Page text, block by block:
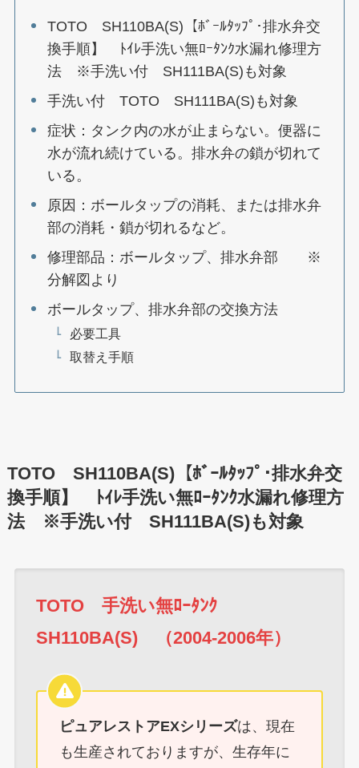
TOTO SH110BA(S)【ﾎﾞｰﾙﾀｯﾌﾟ･排水弁交
換手順】 ﾄｲﾚ手洗い無ﾛｰﾀﾝｸ水漏れ修理方
法 ※手洗い付 SH111BA(S)も対象
手洗い付 TOTO SH111BA(S)も対象
症状：タンク内の水が止まらない。便器に
水が流れ続けている。排水弁の鎖が切れて
いる。
原因：ボールタップの消耗、または排水弁
部の消耗・鎖が切れるなど。
修理部品：ボールタップ、排水弁部 ※
分解図より
ボールタップ、排水弁部の交換方法
必要工具
取替え手順
TOTO SH110BA(S)【ﾎﾞｰﾙﾀｯﾌﾟ･排水弁交
換手順】 ﾄｲﾚ手洗い無ﾛｰﾀﾝｸ水漏れ修理方
法 ※手洗い付 SH111BA(S)も対象
TOTO 手洗い無ﾛｰﾀﾝｸ
SH110BA(S) （2004-2006年）
ピュアレストアEXシリーズは、現在
も生産されておりますが、生存年に